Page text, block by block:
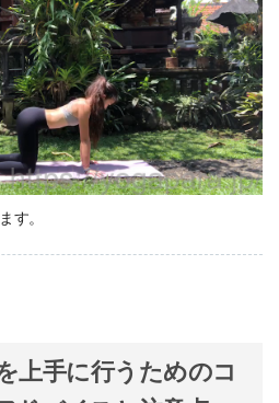
す。
上手に行うためのコ